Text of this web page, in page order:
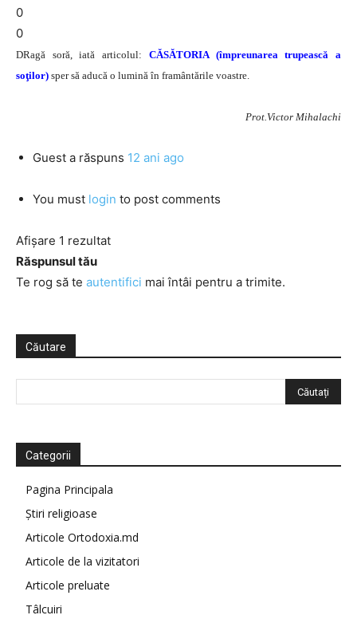
0
0
DRagă soră, iată articolul:
CĂSĂTORIA (împreunarea trupească a
soţilor) sper să aducă o lumină în framântările voastre.
Prot.Victor Mihalachi
Guest a răspuns 12 ani ago
You must login to post comments
Afișare 1 rezultat
Răspunsul tău
Te rog să te autentifici mai întâi pentru a trimite.
Căutare
Categorii
Pagina Principala
Știri religioase
Articole Ortodoxia.md
Articole de la vizitatori
Articole preluate
Tâlcuiri